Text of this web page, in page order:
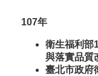
107年
衛生福利部
與落實品質
臺北市政府